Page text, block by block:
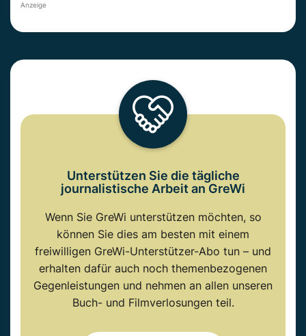
Anzeige
Unterstützen Sie die tägliche
journalistische Arbeit an GreWi
Wenn Sie GreWi unterstützen möchten, so
können Sie dies am besten mit einem
freiwilligen GreWi-Unterstützer-Abo tun – und
erhalten dafür auch noch themenbezogenen
Gegenleistungen und nehmen an allen unseren
Buch- und Filmverlosungen teil.